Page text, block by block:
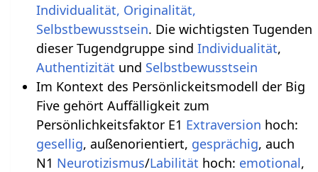
Individualität, Originalität,
Selbstbewusstsein. Die wichtigsten Tugenden
dieser Tugendgruppe sind Individualität,
Authentizität und Selbstbewusstsein
Im Kontext des Persönlickeitsmodell der Big
Five gehört Auffälligkeit zum
Persönlichkeitsfaktor E1 Extraversion hoch:
gesellig, außenorientiert, gesprächig, auch
N1 Neurotizismus/Labilität hoch: emotional,